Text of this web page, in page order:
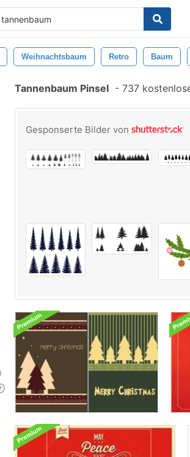
Weihnachtsbaum Retro Baum
Tannenbaum Pinsel - 737
Gesponserte Bilder von